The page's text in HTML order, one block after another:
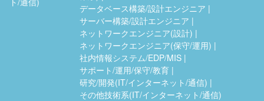
データベース構築/設計エンジニア
サーバー構築/設計エンジニア
ネットワークエンジニア(設計)
ネットワークエンジニア(保守/運用)
社内情報システム/EDP/MIS
サポート/運用/保守/教育
研究/開発(IT/インターネット/通信)
その他技術系(IT/インターネット/通信)